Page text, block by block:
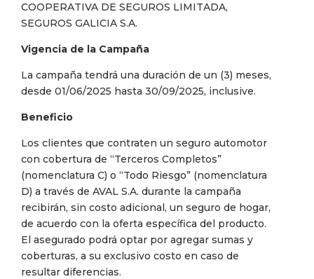
COOPERATIVA DE SEGUROS LIMITADA,
SEGUROS GALICIA S.A.
Vigencia de la Campaña
La campaña tendrá una duración de un (3) meses,
desde 01/06/2025 hasta 30/09/2025, inclusive.
Beneficio
Los clientes que contraten un seguro automotor
con cobertura de “Terceros Completos”
(nomenclatura C) o “Todo Riesgo” (nomenclatura
D) a través de AVAL S.A. durante la campaña
recibirán, sin costo adicional, un seguro de hogar,
de acuerdo con la oferta específica del producto.
El asegurado podrá optar por agregar sumas y
coberturas, a su exclusivo costo en caso de
resultar diferencias.